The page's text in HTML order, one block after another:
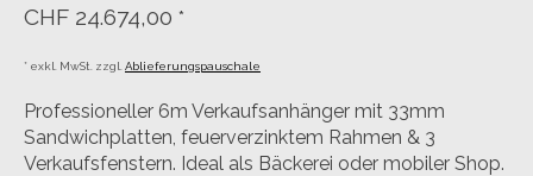
CHF 24.674,00 *
* exkl. MwSt. zzgl. Ablieferungspauschale
Professioneller 6m Verkaufsanhänger mit 33mm
Sandwichplatten, feuerverzinktem Rahmen & 3
Verkaufsfenstern. Ideal als Bäckerei oder mobiler Shop.